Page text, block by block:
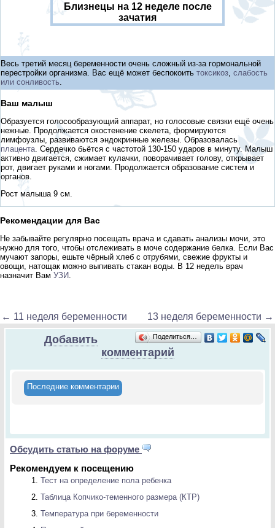
Близнецы на 12 неделе после
зачатия
Весь третий месяц беременности очень сложный из-за гормональной
перестройки организма. Вас ещё может беспокоить токсикоз слабость
или сонливость
Ваш малыш
Образуется голосообразующий аппарат, но голосовые связки ещё очень
нежные. Продолжается окостенение скелета, формируются
лимфоузлы, развиваются эндокринные железы. Образовалась
плацента . Сердечко бьётся с частотой 130-150 ударов в минуту. Малыш
активно двигается, сжимает кулачки, поворачивает голову, открывает
рот, двигает руками и ногами. Продолжается образование систем и
органов.
Рост малыша 9 см.
Рекомендации для Вас
Не забывайте регулярно посещать врача и сдавать анализы мочи, это
нужно для того, чтобы отслеживать в моче содержание белка. Если Вас
мучают запоры, ешьте чёрный хлеб с отрубями, свежие фрукты и
овощи, натощак можно выпивать стакан воды. В 12 недель врач
назначит Вам УЗИ
← 11 неделя беременности 13 неделя беременности →
Поделиться…
Добавить
комментарий
Последние комментарии
Обсудить статью на форуме
Рекомендуем к посещению
Тест на определение пола ребенка
Таблица Копчико-теменного размера (КТР)
Температура при беременности